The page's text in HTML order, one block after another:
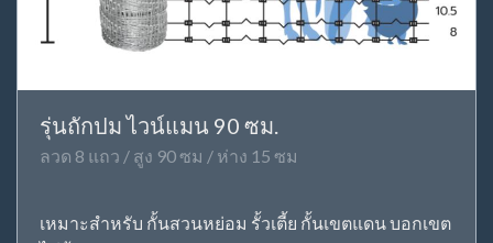
รุ่นถักปม ไวน์แมน 90 ซม.
ลวด 8 แถว / สูง 90 ซม / ห่าง 15 ซม
เหมาะสำหรับ กั้นสวนหย่อม รั้วเตี้ย กั้นเขตแดน บอกเขต